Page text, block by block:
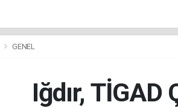
GENEL
Iğdır, TİGAD